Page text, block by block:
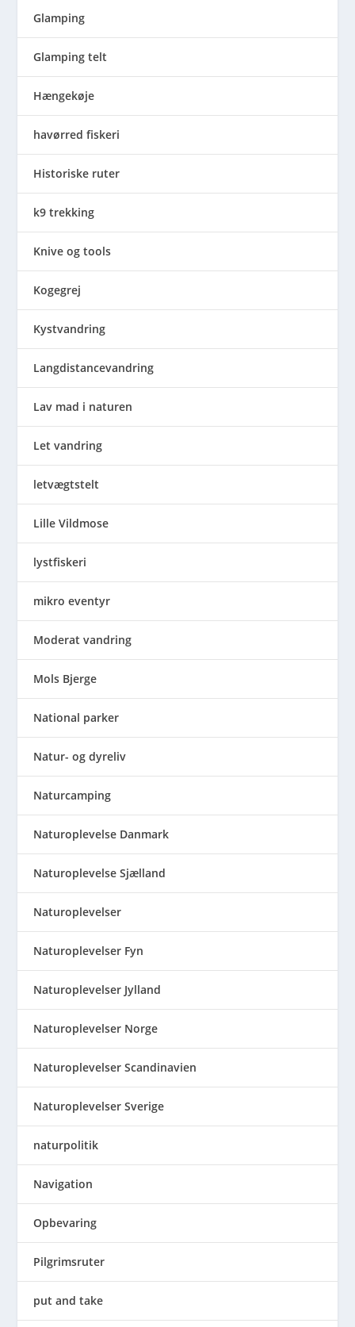
Glamping
Glamping telt
Hængekøje
havørred fiskeri
Historiske ruter
k9 trekking
Knive og tools
Kogegrej
Kystvandring
Langdistancevandring
Lav mad i naturen
Let vandring
letvægtstelt
Lille Vildmose
lystfiskeri
mikro eventyr
Moderat vandring
Mols Bjerge
National parker
Natur- og dyreliv
Naturcamping
Naturoplevelse Danmark
Naturoplevelse Sjælland
Naturoplevelser
Naturoplevelser Fyn
Naturoplevelser Jylland
Naturoplevelser Norge
Naturoplevelser Scandinavien
Naturoplevelser Sverige
naturpolitik
Navigation
Opbevaring
Pilgrimsruter
put and take